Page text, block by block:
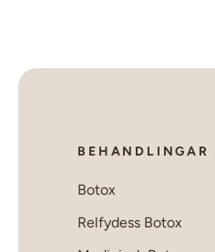
BEHANDLINGAR
Botox
Relfydess Botox